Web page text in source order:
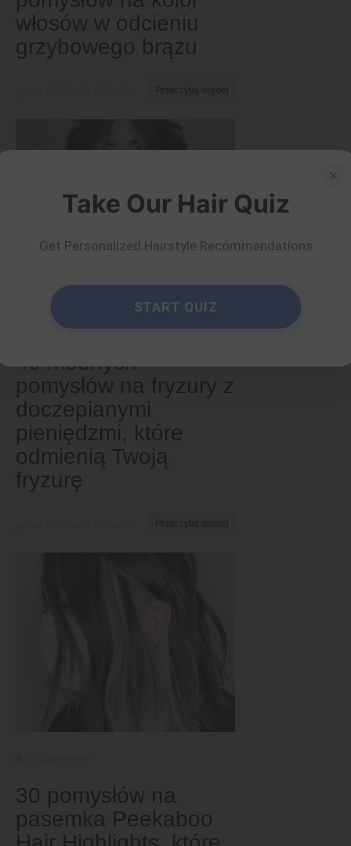
włosów w odcieniu
grzybowego brązu
Zabarwienie
40 modnych
pomysłów na fryzury z
doczepianymi
pieniędzmi, które
odmienią Twoją
fryzurę
30 pomysłów na
pasemka Peekaboo
×
Take Our Hair Quiz
Get Personalized Hairstyle Recommendations
START QUIZ